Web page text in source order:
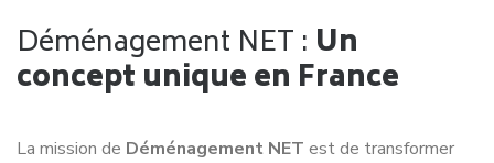
Comment reconnaitre unebonne
entreprise de déménagement
à Meyzieu